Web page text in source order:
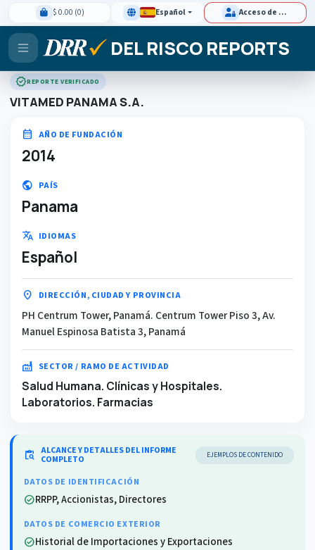
$ 0.00 (0) Español Acceso de clientes
DEL RISCO REPORTS
verifiedREPORTE VERIFICADO
VITAMED PANAMA S.A.
calendar_month AÑO DE FUNDACIÓN
2014
public PAÍS
Panama
translate IDIOMAS
Español
location_on DIRECCIÓN, CIUDAD Y PROVINCIA
PH Centrum Tower, Panamá. Centrum Tower Piso 3, Av.
Manuel Espinosa Batista 3, Panamá
factory SECTOR / RAMO DE ACTIVIDAD
Salud Humana. Clínicas y Hospitales.
Laboratorios. Farmacias
content_paste_search ALCANCE Y DETALLES DEL INFORME
COMPLETO EJEMPLOS DE CONTENIDO
DATOS DE IDENTIFICACIÓN
check_circleRRPP, Accionistas, Directores
DATOS DE COMERCIO EXTERIOR
check_circleHistorial de Importaciones y Exportaciones